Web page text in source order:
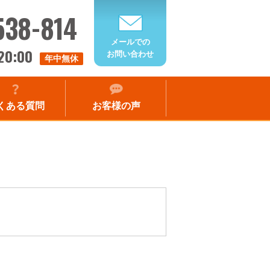
814
年中無休
メールでの
お問い合わせ
ある質問 お客様の声